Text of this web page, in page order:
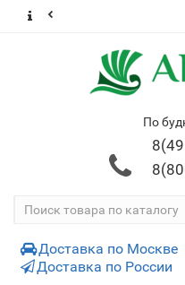
По
Доставка по Москве
Доставка по России